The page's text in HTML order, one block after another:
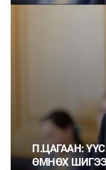
БОЛ
БОЛГОХ